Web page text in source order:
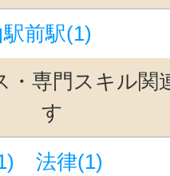
駅前駅(1)
・専門スキル関
す
法律(1)